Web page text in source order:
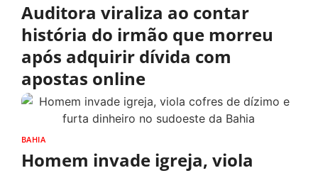
Auditora viraliza ao contar
história do irmão que morreu
após adquirir dívida com
apostas online
BAHIA
Homem invade igreja, viola